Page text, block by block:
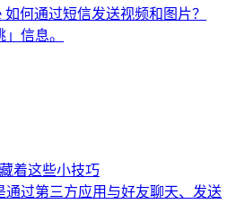
如何通过短信发送视频和图片？
信息。
着这些小技巧
通过第三方应用与好友聊天、发送